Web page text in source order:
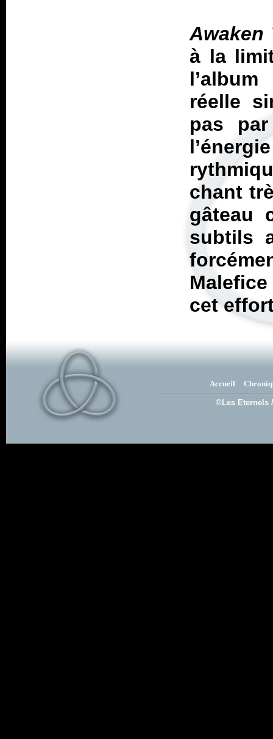
Awaken
à la
réelle
pas
chant
gâteau
subtils
cet
Accueil
©Les Eternels